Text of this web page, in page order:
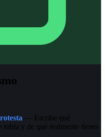
— Escribe qué
rabia y de qué realmente tienes